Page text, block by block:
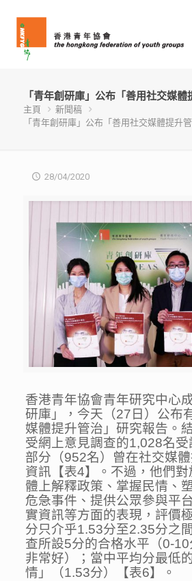
「青年創研庫」公布「善用社交媒
主頁
新聞稿
「青年創研庫」公布「善用社交媒體提升
28/04/2020
香港青年協會青年研究中心
研庫」，今天（27日）公布
媒體提升管治」研究報告。
受網上意見調查的1,028名
部分（952名）曾在社交媒
資訊【表4】。不過，他們
體上解釋政策、掌握民情、
危急事件、提供公眾參與平
實資訊等方面的表現，評價
分只介乎1.53分至2.35分之
查所設5分的合格水平（0-
非常好）；當中平均分最低
情」（1.53分）【表6】。